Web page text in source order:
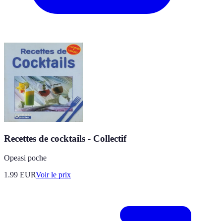
Recettes de cocktails - Collectif
Opeasi poche
1.99 EURVoir le prix